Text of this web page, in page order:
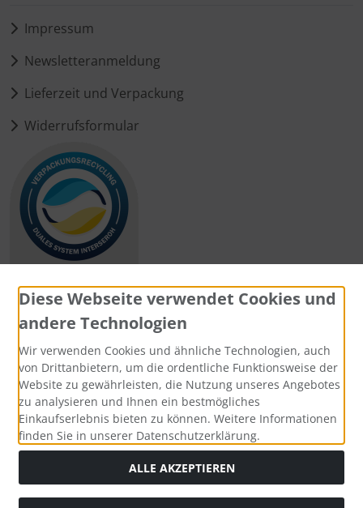
Impressum
Newsletteranmeldung
Lieferzeit und Verpackung
Widerrufsformular
Zahlungsmethoden
Social Media
Diese Webseite verwendet Cookies und
andere Technologien
Wir verwenden Cookies und ähnliche Technologien, auch
von Drittanbietern, um die ordentliche Funktionsweise der
Website zu gewährleisten, die Nutzung unseres Angebotes
zu analysieren und Ihnen ein bestmögliches
Einkaufserlebnis bieten zu können. Weitere Informationen
finden Sie in unserer Datenschutzerklärung.
ALLE AKZEPTIEREN